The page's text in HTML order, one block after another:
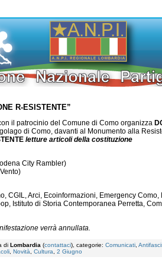
R-ESISTENTE”
il patrocinio del Comune di Como organizza
di Como, davanti al Monumento alla
letture articoli della costituzione
City Rambler)
CGIL, Arci, Ecoinformazioni, Emergency Como,
Istituto di Storia Contemporanea Perretta,
verrà annullata.
di Lombardia (contattaci), categorie: Comunicati
Novità Cultura 2 Giugno